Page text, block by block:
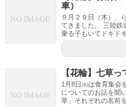
車）
９月２９日（木）、
てきました。 三陸鉄
乗る子もいてドキド
【花輪】七草
1月8日㈮は食育集会
についてのお話を聞
草」それぞれの名前